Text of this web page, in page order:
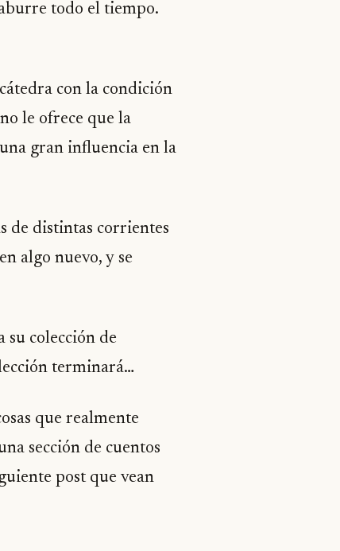
todo el tiempo.
con la condición
le ofrece que la
gran influencia en la
de distintas corrientes
algo nuevo, y se
su colección de
terminará…
que realmente
sección de cuentos
post que vean